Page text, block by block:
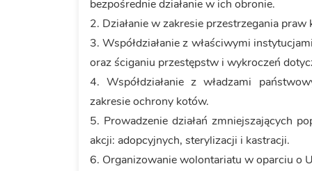
bezpośrednie działanie w ich obronie.
2. Działanie w zakresie przestrzegania praw
3. Współdziałanie z właściwymi
oraz ściganiu przestępstw i wykroczeń
4. Współdziałanie z władzami
zakresie ochrony kotów.
5. Prowadzenie działań zmniejszających
akcji: adopcyjnych, sterylizacji i kastracji.
6. Organizowanie wolontariatu w oparciu o